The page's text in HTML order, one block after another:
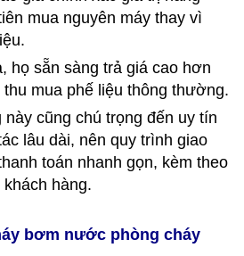
mua nguyên máy thay vì
họ sẵn sàng trả giá cao hơn
mua phế liệu thông thường.
cũng chú trọng đến uy tín
lâu dài, nên quy trình giao
toán nhanh gọn, kèm theo
hàng.
bơm nước phòng cháy